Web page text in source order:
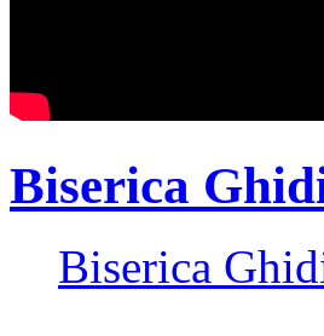
Biserica
Biserica